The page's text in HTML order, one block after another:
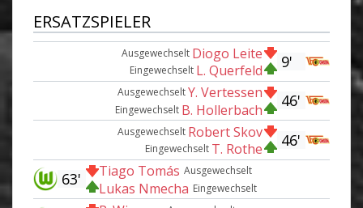
ERSATZSPIELER
9'
Ausgewechselt Diogo Leite
Eingewechselt L. Querfeld
46'
AusgewechseltY. Vertessen
Eingewechselt B. Hollerbach
46'
Ausgewechselt Robert Skov
Eingewechselt T. Rothe
Ausgewechselt
Tiago Tomás
Eingewechselt
Lukas Nmecha
63'